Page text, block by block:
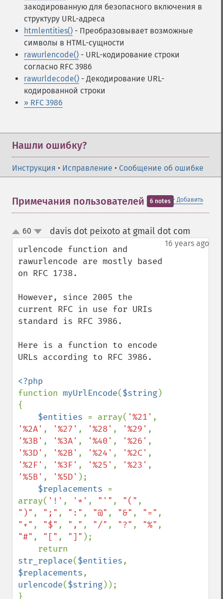
закодированную для безопасного включения в
структуру URL-адреса
htmlentities() - Преобразовывает возможные
символы в HTML-сущности
rawurlencode() - URL-кодирование строки
согласно RFC 3986
rawurldecode() - Декодирование URL-
кодированной строки
» RFC 3986
Нашли ошибку?
Инструкция • Исправление • Сообщение об ошибке
＋ Добавить
Примечания пользователей 6 notes
up
down
60 davis dot peixoto at gmail dot com
16 years ago
urlencode function and
rawurlencode are mostly based
on RFC 1738.
However, since 2005 the
current RFC in use for URIs
standard is RFC 3986.
Here is a function to encode
URLs according to RFC 3986.
function myUrlEncode($string)
{
$entities = array( '%21'
'%2A' , '%27' , '%28' , '%29'
'%3B' , '%3A' , '%40' , '%26'
'%3D' , '%2B' , '%24' , '%2C'
'%2F' , '%3F' , '%25' , '%23'
'%5B' , '%5D' );
$replacements =
array( '!' , '*' , "'" , "("
")" , ";" , ":" , "@" , "&" , "="
"+" , "$" , "," , "/" , "?" , "%"
"#" , "[" , "]" );
str_replace($entities
$replacements
urlencode($string));